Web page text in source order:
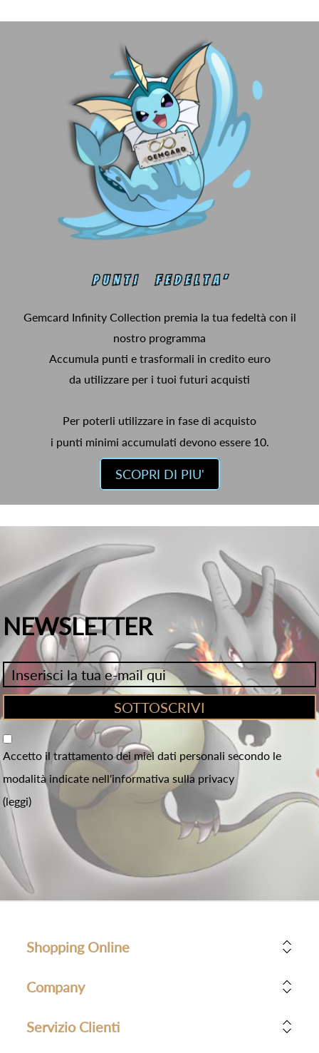
Gemcard Infinity Collection premia la tua fedeltà con il
nostro programma
Accumula punti e trasformali in credito euro
da utilizzare per i tuoi futuri acquisti
Per poterli utilizzare in fase di acquisto
i punti minimi accumulati devono essere 10.
SCOPRI DI PIU'
NEWSLETTER
Accetto il trattamento dei miei dati personali secondo le
modalità indicate nell'informativa sulla privacy
(leggi)
Shopping Online
Company
Servizio Clienti